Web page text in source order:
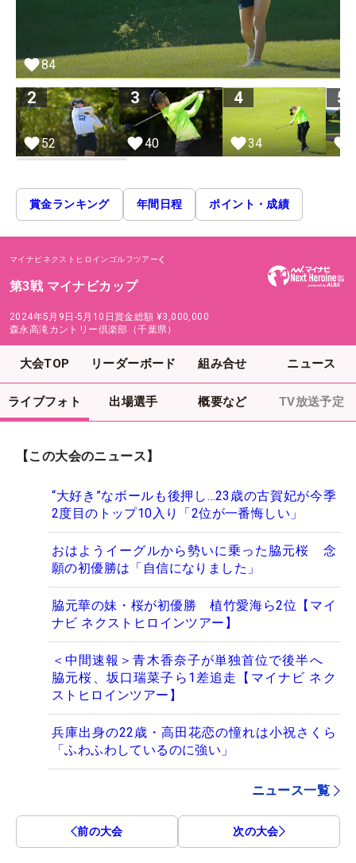
84
2
52
3
40
4
34
5
賞金ランキング 年間日程 ポイント・成績
マイナビネクストヒロインゴルフツアー
第3戦 マイナビカップ
2024年5月9日-5月10日賞金総額 ¥3,000,000
森永高滝カントリー倶楽部（千葉県）
大会TOP リーダーボード 組み合せ ニュース
ライブフォト 出場選手 概要など TV放送予定
【この大会のニュース】
“大好き”なボールも後押し…23歳の古賀妃が今季
2度目のトップ10入り「2位が一番悔しい」
おはようイーグルから勢いに乗った脇元桜 念
願の初優勝は「自信になりました」
脇元華の妹・桜が初優勝 植竹愛海ら2位【マイ
ナビ ネクストヒロインツアー】
＜中間速報＞青木香奈子が単独首位で後半へ
脇元桜、坂口瑞菜子ら1差追走【マイナビ ネク
ストヒロインツアー】
兵庫出身の22歳・高田花恋の憧れは小祝さくら
「ふわふわしているのに強い」
ニュース一覧
前の大会 次の大会